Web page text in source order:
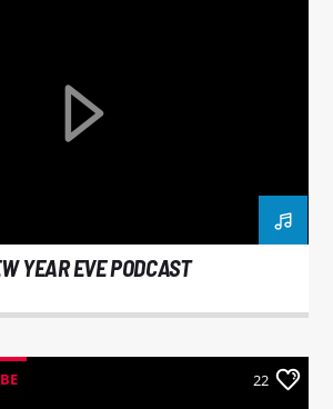
YEAR EVE PODCAST
22